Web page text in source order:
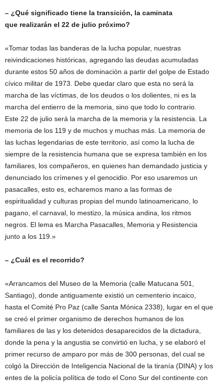
– ¿Qué significado tiene la transición, la caminata
que realizarán el 22 de julio próximo?
«Tomar todas las banderas de la lucha popular, nuestras
reivindicaciones históricas, agregando las deudas acumuladas
durante estos 50 años de dominación a partir del golpe de Estado
cívico militar de 1973. Debe quedar claro que esta no será la
marcha de las víctimas, de los deudos o los dolientes, ni es la
marcha del entierro de la memoria, sino que todo lo contrario.
Este 22 de julio será la marcha de la memoria y la resistencia. La
memoria de los 119 y de muchos y muchas más. La memoria de
las luchas legendarias de este territorio, así como la lucha de
siempre de la resistencia humana que se expresa también en los
familiares, los compañeros, en quienes han demandado justicia y
denunciado los crímenes y el genocidio. Por eso usaremos un
pasacalles, esto es, echaremos mano a las formas de
espiritualidad y culturas propias del mundo latinoamericano, lo
pagano, el carnaval, lo mestizo, la música andina, los ritmos
negros. El lema es Marcha Pasacalles, Memoria y Resistencia
junto a los 119.»
– ¿Cuál es el recorrido?
«Arrancamos del Museo de la Memoria (calle Matucana 501,
Santiago), donde antiguamente existió un cementerio incaico,
hasta el Comité Pro Paz (calle Santa Mónica 2338), lugar en el que
se creó el primer organismo de derechos humanos de los
familiares de las y los detenidos desaparecidos de la dictadura,
donde la pena y la angustia se convirtió en lucha, y se elaboró el
primer recurso de amparo por más de 300 personas, del cual se
colgó la Dirección de Inteligencia Nacional de la tiranía (DINA) y los
entes de la policía política de todo el Cono Sur del continente con